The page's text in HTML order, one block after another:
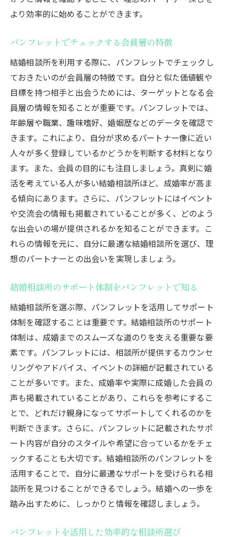
より効率的に始めることができます。
パンフレットでチェックする会員層の特徴
結婚相談所を利用する際に、パンフレットでチェックし
ておきたいのが会員層の特徴です。自分と似た価値観や
目標を持つ相手と出会うためには、ターゲットとなる会
員層の情報を知ることが重要です。パンフレットでは、
年齢層や職業、趣味嗜好、婚姻歴などのデータを確認で
きます。これにより、自分が求めるパートナー像に近い
人々が多く登録しているかどうかを判断する材料となり
ます。また、会員の目的にも注目しましょう。真剣に婚
活を考えている人が多い結婚相談所ほど、成婚率が高ま
る傾向にあります。さらに、パンフレットにはイベント
や交流会の情報も掲載されていることが多く、どのよう
な出会いの場が提供されるかを知ることができます。こ
れらの情報を元に、自分に最適な結婚相談所を選び、理
想のパートナーとの出会いを実現しましょう。
結婚相談所のサポート体制をパンフレットで知る
結婚相談所を選ぶ際、パンフレットを活用してサポート
体制を確認することは重要です。結婚相談所のサポート
体制は、成婚までのスムーズな道のりを支える重要な要
素です。パンフレットには、相談所が提供するカウンセ
リングやアドバイス、イベントの詳細が記載されている
ことが多いです。また、成婚率や実際に成婚した会員の
声も掲載されていることがあり、これらを参考にするこ
とで、どれだけ親身になってサポートしてくれるのかを
判断できます。さらに、パンフレットに記載されたサポ
ート内容が自分のスタイルや希望に合っているかをチェ
ックすることも大切です。結婚相談所のパンフレットを
活用することで、自分に最適なサポートを受けられる相
談所を見つけることができるでしょう。結婚への一歩を
踏み出すために、しっかりと情報を確認しましょう。
パンフレットを活用した効率的な相談所選び